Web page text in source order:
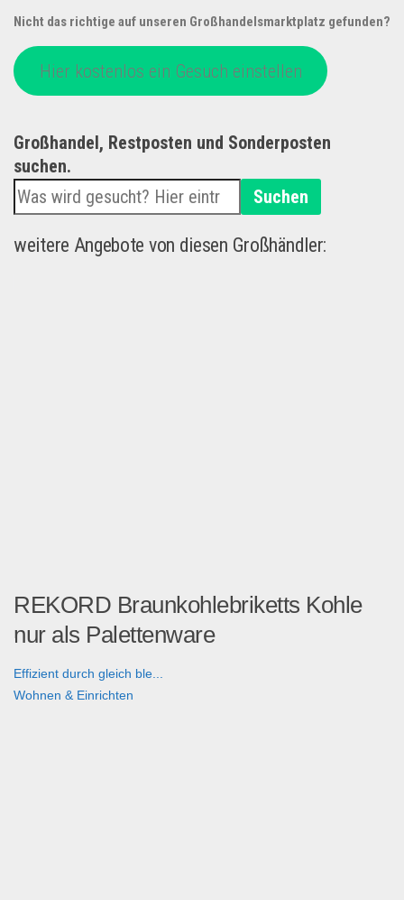
Nicht das richtige auf unseren Großhandelsmarktplatz gefunden?
Hier kostenlos ein Gesuch einstellen
Großhandel, Restposten und Sonderposten
suchen.
Suchen
weitere Angebote von diesen Großhändler:
REKORD Braunkohlebriketts Kohle
nur als Palettenware
Effizient durch gleich ble...
Wohnen & Einrichten